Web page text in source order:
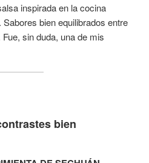
inspirada en la cocina
bien equilibrados entre
sin duda, una de mis
bien